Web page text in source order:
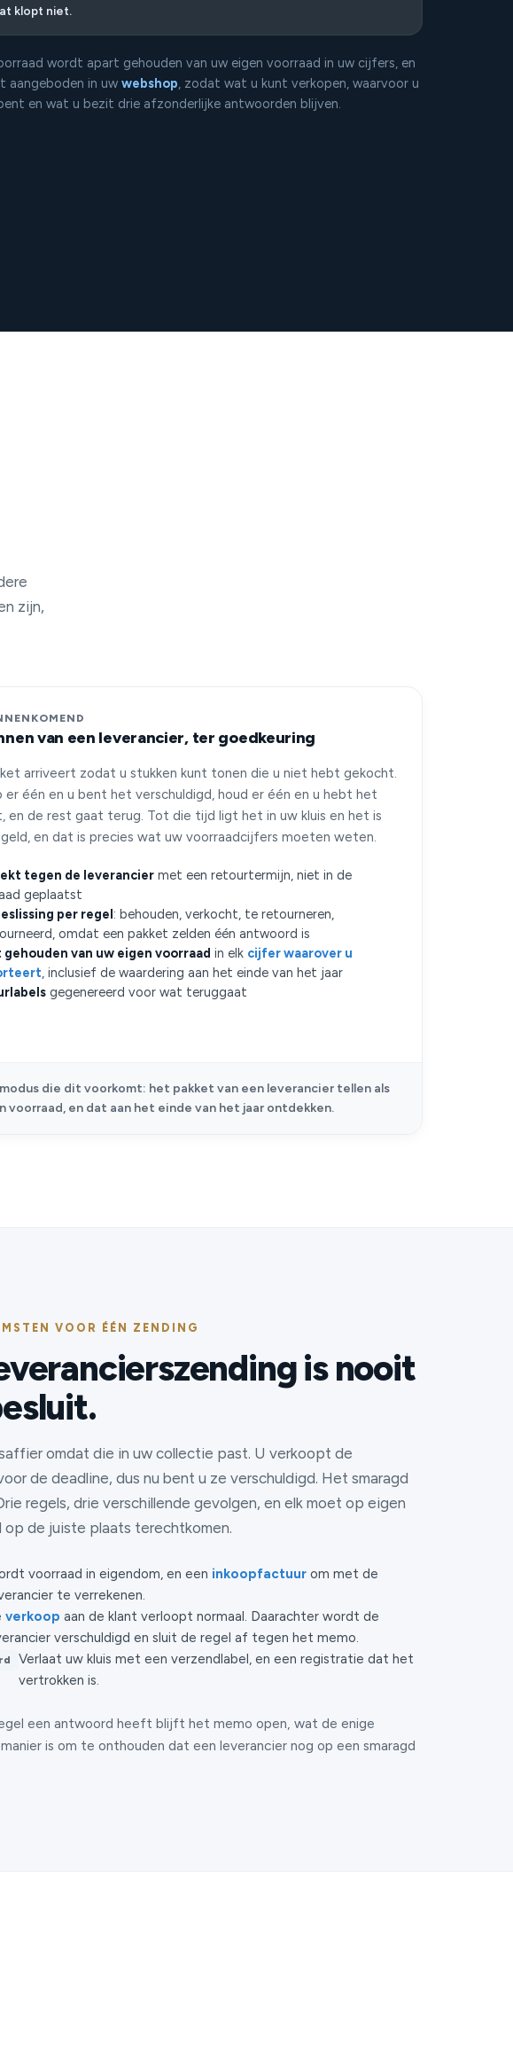
klopt niet.
wordt apart gehouden van uw eigen voorraad in uw cijfers, en
aangeboden in uw webshop, zodat wat u kunt verkopen, waarvoor u
en wat u bezit drie afzonderlijke antwoorden blijven.
zijn,
van een leverancier, ter goedkeuring
arriveert zodat u stukken kunt tonen die u niet hebt gekocht.
er één en u bent het verschuldigd, houd er één en u hebt het
en de rest gaat terug. Tot die tijd ligt het in uw kluis en het is
en dat is precies wat uw voorraadcijfers moeten weten.
tegen de leverancier met een retourtermijn, niet in de
geplaatst
per regel: behouden, verkocht, te retourneren,
omdat een pakket zelden één antwoord is
gehouden van uw eigen voorraad in elk cijfer waarover u
, inclusief de waardering aan het einde van het jaar
gegenereerd voor wat teruggaat
die dit voorkomt: het pakket van een leverancier tellen als
voorraad, en dat aan het einde van het jaar ontdekken.
VOOR ÉÉN ZENDING
is nooit
omdat die in uw collectie past. U verkoopt de
de deadline, dus nu bent u ze verschuldigd. Het smaragd
regels, drie verschillende gevolgen, en elk moet op eigen
op de juiste plaats terechtkomen.
voorraad in eigendom, en een inkoopfactuur om met de
te verrekenen.
verkoop aan de klant verloopt normaal. Daarachter wordt de
verschuldigd en sluit de regel af tegen het memo.
Verlaat uw kluis met een verzendlabel, en een registratie dat het
vertrokken is.
een antwoord heeft blijft het memo open, wat de enige
is om te onthouden dat een leverancier nog op een smaragd